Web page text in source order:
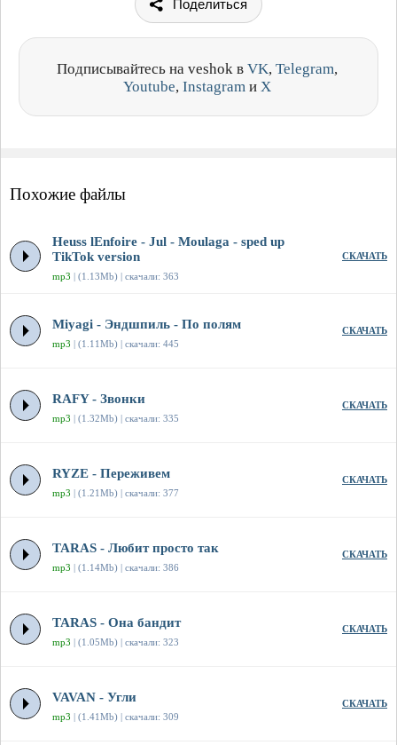
Поделиться
Подписывайтесь на veshok в VK, Telegram,
Youtube, Instagram и X
Похожие файлы
Heuss lEnfoirе - Jul - Moulaga - sped up
TikTok version
mp3 | (1.13Mb) | скачали: 363
СКАЧАТЬ
Miyagi - Эндшпиль - По полям
mp3 | (1.11Mb) | скачали: 445
СКАЧАТЬ
RAFY - Звонки
mp3 | (1.32Mb) | скачали: 335
СКАЧАТЬ
RYZE - Переживем
mp3 | (1.21Mb) | скачали: 377
СКАЧАТЬ
TARAS - Любит просто так
mp3 | (1.14Mb) | скачали: 386
СКАЧАТЬ
TARAS - Она бандит
mp3 | (1.05Mb) | скачали: 323
СКАЧАТЬ
VAVAN - Угли
mp3 | (1.41Mb) | скачали: 309
СКАЧАТЬ